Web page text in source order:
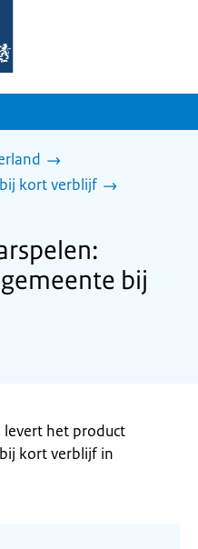
kort verblijf
bij
levert het product
kort verblijf in